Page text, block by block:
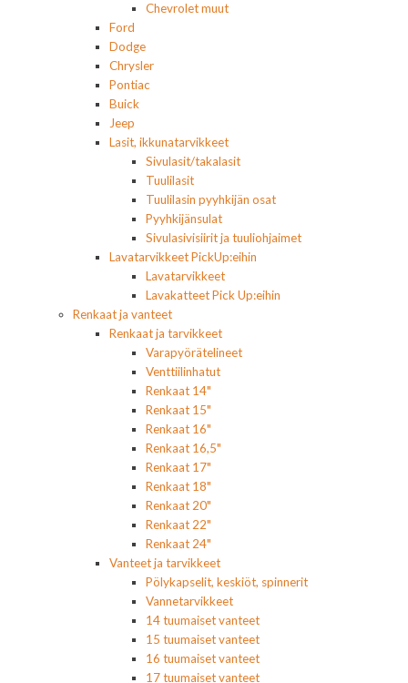
Chevrolet muut
Ford
Dodge
Chrysler
Pontiac
Buick
Jeep
Lasit, ikkunatarvikkeet
Sivulasit/takalasit
Tuulilasit
Tuulilasin pyyhkijän osat
Pyyhkijänsulat
Sivulasivisiirit ja tuuliohjaimet
Lavatarvikkeet PickUp:eihin
Lavatarvikkeet
Lavakatteet Pick Up:eihin
Renkaat ja vanteet
Renkaat ja tarvikkeet
Varapyörätelineet
Venttiilinhatut
Renkaat 14"
Renkaat 15"
Renkaat 16"
Renkaat 16,5"
Renkaat 17"
Renkaat 18"
Renkaat 20"
Renkaat 22"
Renkaat 24"
Vanteet ja tarvikkeet
Pölykapselit, keskiöt, spinnerit
Vannetarvikkeet
14 tuumaiset vanteet
15 tuumaiset vanteet
16 tuumaiset vanteet
17 tuumaiset vanteet